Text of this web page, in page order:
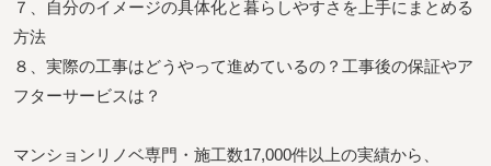
７、自分のイメージの具体化と暮らしやすさを上手にまとめる
方法
８、実際の工事はどうやって進めているの？工事後の保証やア
フターサービスは？
マンションリノベ専門・施工数17,000件以上の実績から、